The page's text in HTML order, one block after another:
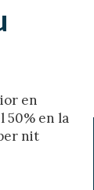
en
50% en la
nit